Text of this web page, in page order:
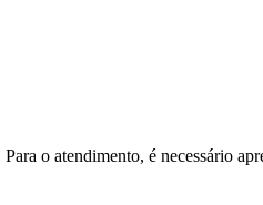
o atendimento, é necessário